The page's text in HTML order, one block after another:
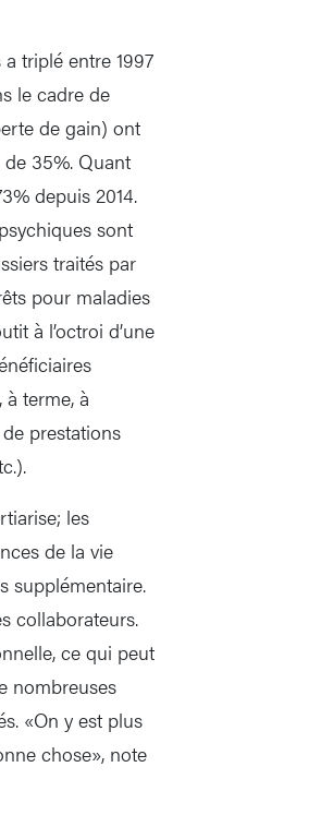
triplé entre 1997
le cadre de
de gain) ont
35%. Quant
depuis 2014.
sont
traités par
pour maladies
à l’octroi d’une
terme, à
prestations
les
de la vie
supplémentaire.
collaborateurs.
ce qui peut
nombreuses
«On y est plus
chose», note